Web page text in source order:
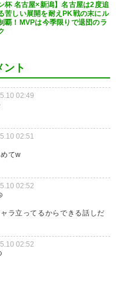
杯 名古屋×新潟】名古屋は2度追
苦しい展開を耐えPK戦の末にル
覇！MVPは今季限りで退団のラ
ント
02:49
02:51
てw
02:52
ラ立ってるからできる話しだ
02:52